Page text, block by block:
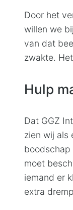
Door het
willen we
van dat
zwakte.
Hulp
Dat GGZ
zien wij als
boodschap
moet
iemand er
extra